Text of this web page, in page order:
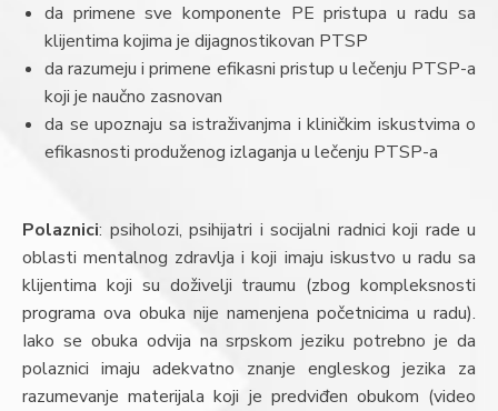
da primene sve komponente PE pristupa u radu sa
klijentima kojima je dijagnostikovan PTSP
da razumeju i primene efikasni pristup u lečenju PTSP-a
koji je naučno zasnovan
da se upoznaju sa istraživanjma i kliničkim iskustvima o
efikasnosti produženog izlaganja u lečenju PTSP-a
Polaznici: psiholozi, psihijatri i socijalni radnici koji rade u
oblasti mentalnog zdravlja i koji imaju iskustvo u radu sa
klijentima koji su doživelji traumu (zbog kompleksnosti
programa ova obuka nije namenjena početnicima u radu).
Iako se obuka odvija na srpskom jeziku potrebno je da
polaznici imaju adekvatno znanje engleskog jezika za
razumevanje materijala koji je predviđen obukom (video